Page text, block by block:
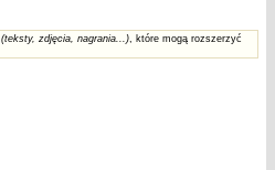
(teksty, zdjęcia, nagrania...), które mogą rozszerzyć